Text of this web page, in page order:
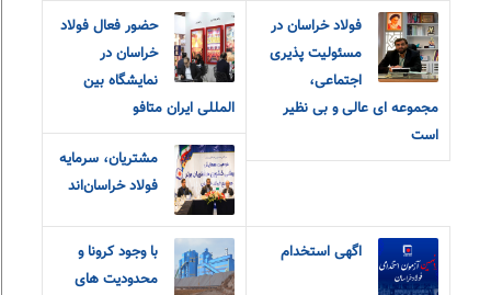
فولاد خراسان در
مسئولیت پذیری
اجتماعی،
مجموعه ای عالی و بی نظیر
است
حضور فعال فولاد
خراسان در
نمایشگاه بین
المللی ایران متافو
مشتریان، سرمایه
فولاد خراسان‌اند
اگهی استخدام
با وجود کرونا و
محدودیت های